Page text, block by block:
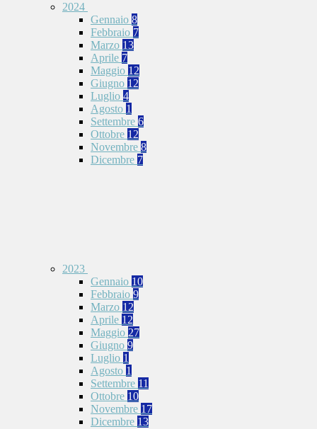
2024
Gennaio 8
Febbraio 7
Marzo 13
Aprile 7
Maggio 12
Giugno 12
Luglio 4
Agosto 1
Settembre 6
Ottobre 12
Novembre 8
Dicembre 7
2023
Gennaio 10
Febbraio 9
Marzo 12
Aprile 12
Maggio 27
Giugno 9
Luglio 1
Agosto 1
Settembre 11
Ottobre 10
Novembre 17
Dicembre 13